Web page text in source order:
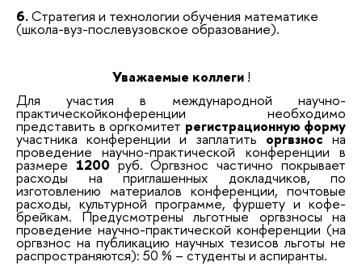
6.Стратегия и технологии обучения математике
(школа-вуз-послевузовское образование).
Уважаемые коллеги !
Для участия в международной научно-
практическойконференции необходимо
представить в оргкомитет регистрационную форму
участника конференции и заплатить оргвзносна
проведение научно-практической конференции в
размере 1200 руб. Оргвзнос частично покрывает
расходы на приглашенных докладчиков, по
изготовлению материалов конференции, почтовые
расходы, культурной программе, фуршету и кофе-
брейкам. Предусмотрены льготные оргвзносы на
проведение научно-практической конференции (на
оргвзнос на публикацию научных тезисов льготы не
распространяются): 50 % – студенты и аспиранты.